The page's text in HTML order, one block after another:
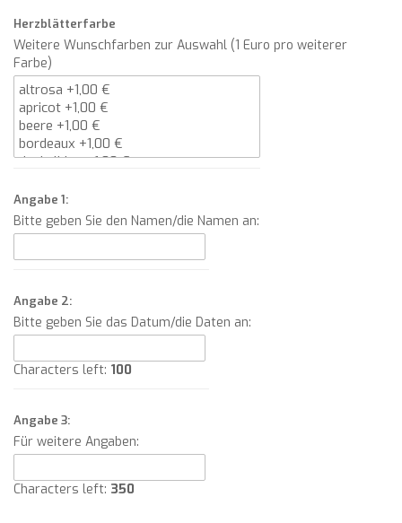
Herzblätterfarbe
Weitere Wunschfarben zur Auswahl (1 Euro pro weiterer
Farbe)
Angabe 1:
Bitte geben Sie den Namen/die Namen an:
Angabe 2:
Bitte geben Sie das Datum/die Daten an:
Characters left: 100
Angabe 3:
Für weitere Angaben:
Characters left: 350